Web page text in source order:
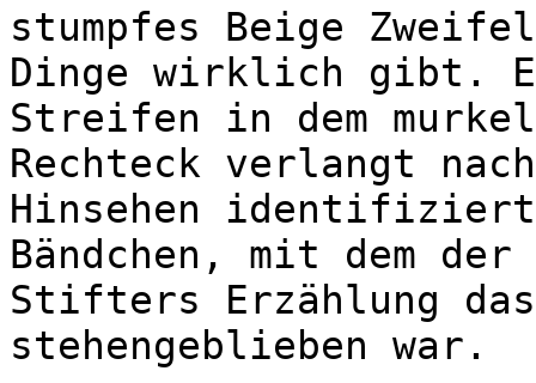
stumpfes Beige
Dinge wirklich gibt.
Streifen in dem
Rechteck verlangt
Hinsehen identifiziert
Bändchen, mit dem
Stifters Erzählung
stehengeblieben war.